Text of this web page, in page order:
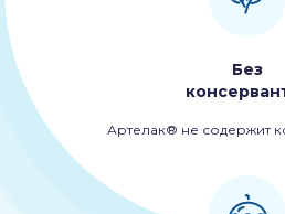
Без
Артелак® не содержит